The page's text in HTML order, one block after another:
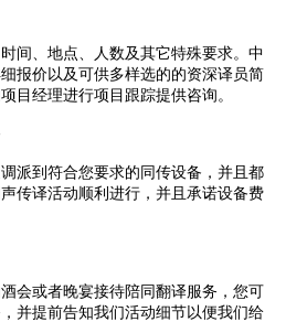
、地点、人数及其它特殊要求。中
报价以及可供多样选的的资深译员简
目经理进行项目跟踪提供咨询。
到符合您要求的同传设备，并且都
传译活动顺利进行，并且承诺设备费
或者晚宴接待陪同翻译服务，您可
并提前告知我们活动细节以便我们给